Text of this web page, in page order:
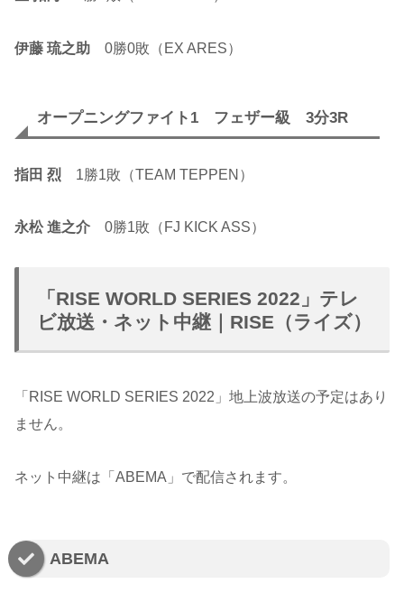
伊藤 琉之助 0勝0敗（EX ARES）
オープニングファイト1 フェザー級 3分3R
指田 烈 1勝1敗（TEAM TEPPEN）
永松 進之介 0勝1敗（FJ KICK ASS）
「RISE WORLD SERIES 2022」テレ
ビ放送・ネット中継｜RISE（ライズ）
「RISE WORLD SERIES 2022」地上波放送の予定はあり
ません。
ネット中継は「ABEMA」で配信されます。
ABEMA